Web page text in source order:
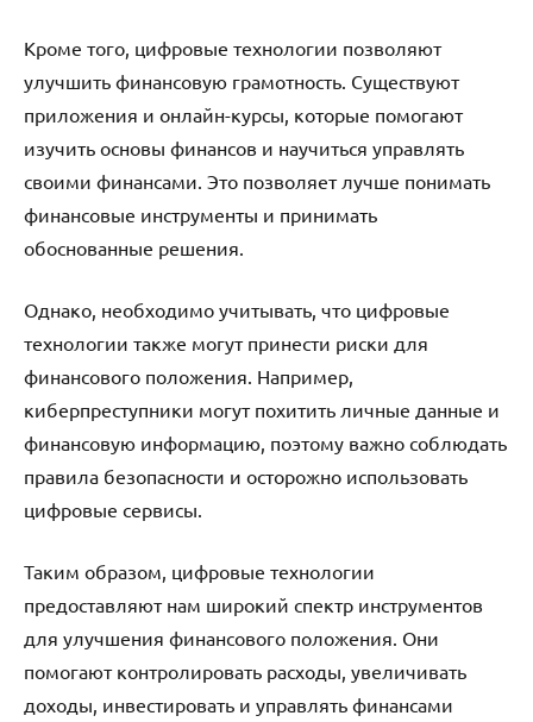
Кроме того, цифровые технологии позволяют
улучшить финансовую грамотность. Существуют
приложения и онлайн-курсы, которые помогают
изучить основы финансов и научиться управлять
своими финансами. Это позволяет лучше понимать
финансовые инструменты и принимать
обоснованные решения.
Однако, необходимо учитывать, что цифровые
технологии также могут принести риски для
финансового положения. Например,
киберпреступники могут похитить личные данные и
финансовую информацию, поэтому важно соблюдать
правила безопасности и осторожно использовать
цифровые сервисы.
Таким образом, цифровые технологии
предоставляют нам широкий спектр инструментов
для улучшения финансового положения. Они
помогают контролировать расходы, увеличивать
доходы, инвестировать и управлять финансами